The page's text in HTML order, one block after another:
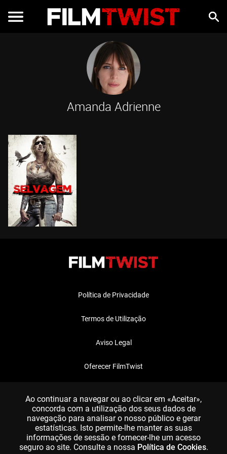
Amanda Adrienne
Política de Privacidade
Termos de Utilização
Aviso Legal
Oferecer FilmTwist
Ao continuar a navegar ou ao clicar em «Aceitar»,
concorda com a utilização dos seus dados de
navegação para analisar o nosso público e gerar
estatísticas. Isto permite-lhe manter as suas
informações de sessão e fornecer-lhe um acesso
seguro ao site. Consulte a nossa Política de Cookies.